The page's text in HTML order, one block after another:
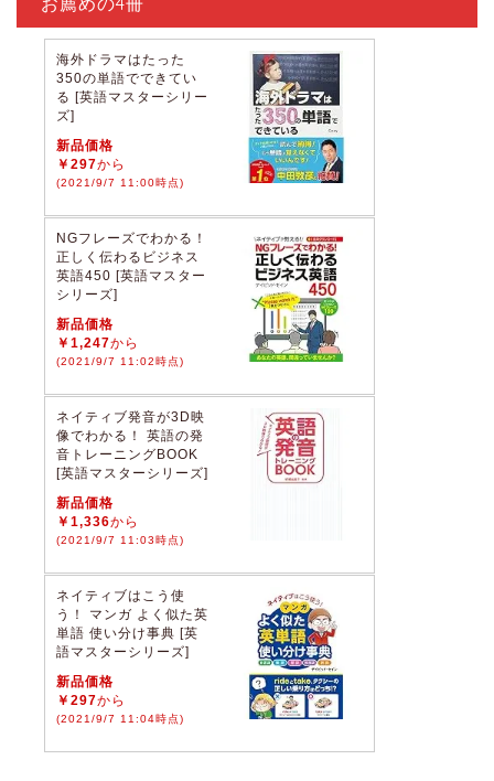
海外ドラマはたった
350の単語でできてい
る [英語マスターシリー
ズ]
新品価格
￥297から
(2021/9/7 11:00時点)
NGフレーズでわかる！
正しく伝わるビジネス
英語450 [英語マスター
シリーズ]
新品価格
￥1,247から
(2021/9/7 11:02時点)
ネイティブ発音が3D映
像でわかる！ 英語の発
音トレーニングBOOK
[英語マスターシリーズ]
新品価格
￥1,336から
(2021/9/7 11:03時点)
ネイティブはこう使
う！ マンガ よく似た英
単語 使い分け事典 [英
語マスターシリーズ]
新品価格
￥297から
(2021/9/7 11:04時点)